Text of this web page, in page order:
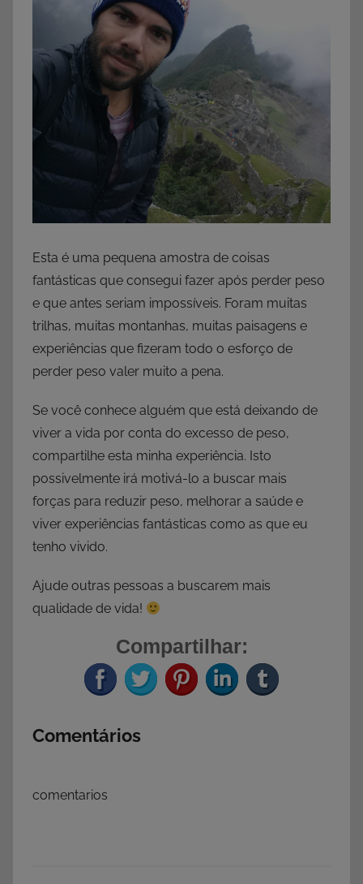
Esta é uma pequena amostra de coisas
fantásticas que consegui fazer após perder peso
e que antes seriam impossíveis. Foram muitas
trilhas, muitas montanhas, muitas paisagens e
experiências que fizeram todo o esforço de
perder peso valer muito a pena.
Se você conhece alguém que está deixando de
viver a vida por conta do excesso de peso,
compartilhe esta minha experiência. Isto
possivelmente irá motivá-lo a buscar mais
forças para reduzir peso, melhorar a saúde e
viver experiências fantásticas como as que eu
tenho vivido.
Ajude outras pessoas a buscarem mais
qualidade de vida!
Compartilhar:
Comentários
comentarios